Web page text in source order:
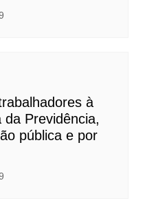
à
da Previdência,
pública e por